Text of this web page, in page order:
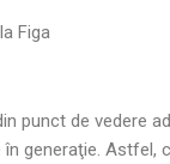
Figa
punct de vedere
generaţie.